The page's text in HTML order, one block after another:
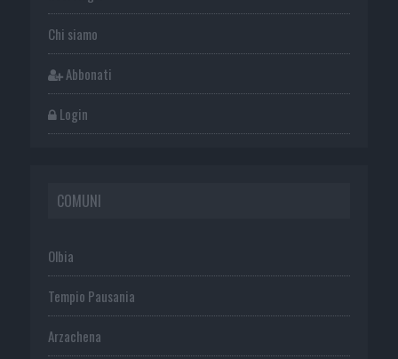
Chi siamo
Abbonati
Login
COMUNI
Olbia
Tempio Pausania
Arzachena